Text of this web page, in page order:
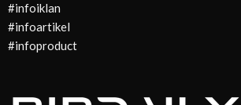
#infoiklan
#infoartikel
#infoproduct